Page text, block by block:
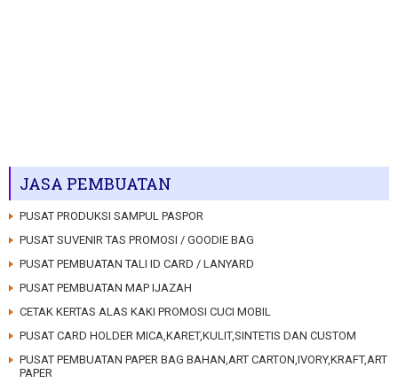
JASA PEMBUATAN
PUSAT PRODUKSI SAMPUL PASPOR
PUSAT SUVENIR TAS PROMOSI / GOODIE BAG
PUSAT PEMBUATAN TALI ID CARD / LANYARD
PUSAT PEMBUATAN MAP IJAZAH
CETAK KERTAS ALAS KAKI PROMOSI CUCI MOBIL
PUSAT CARD HOLDER MICA,KARET,KULIT,SINTETIS DAN CUSTOM
PUSAT PEMBUATAN PAPER BAG BAHAN,ART CARTON,IVORY,KRAFT,ART
PAPER